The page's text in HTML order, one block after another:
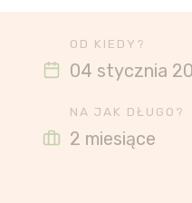
OD KIEDY?
04 stycznia
NA JAK DŁUGO?
2 miesiące